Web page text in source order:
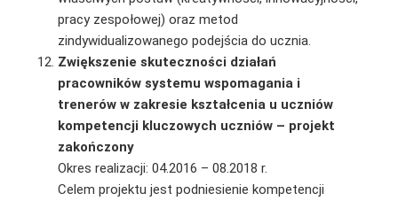
pracy zespołowej) oraz metod
zindywidualizowanego podejścia do ucznia.
Zwiększenie skuteczności działań
pracowników systemu wspomagania i
trenerów w zakresie kształcenia u uczniów
kompetencji kluczowych uczniów – projekt
zakończony
Okres realizacji: 04.2016 – 08.2018 r.
Celem projektu jest podniesienie kompetencji